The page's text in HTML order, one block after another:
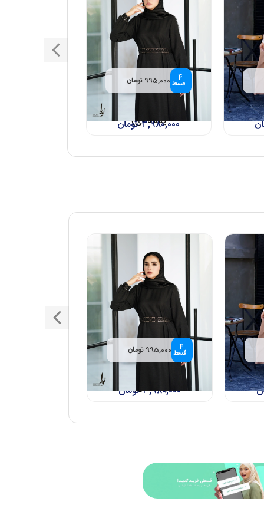
2 (نسکافه ای و
4
قسط 995,000 تومان
پیراهن شادان (مشکی، شیری،
پسته ای)
۳,۹۸۰,۰۰۰تومان
2 (نسکافه ای و
4
قسط 995,000 تومان
پیراهن شادان (مشکی، شیری،
پسته ای)
۳,۹۸۰,۰۰۰تومان